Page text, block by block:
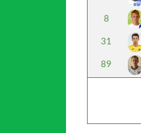
8
31
89